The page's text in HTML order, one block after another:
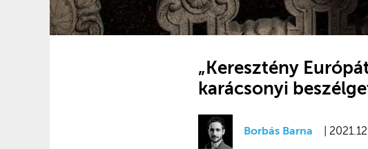
„Keresztény
karácsonyi
Borbás Barna |